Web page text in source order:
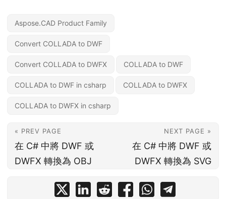
Aspose.CAD Product Family
Convert COLLADA to DWF
Convert COLLADA to DWFX COLLADA to DWF
COLLADA to DWF in csharp COLLADA to DWFX
COLLADA to DWFX in csharp
« PREV PAGE
在 C# 中將 DWF 或
DWFX 轉換為 OBJ
NEXT PAGE »
在 C# 中將 DWF 或
DWFX 轉換為 SVG